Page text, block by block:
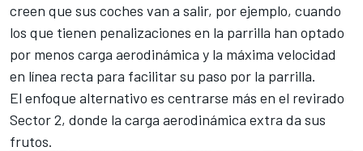
creen que sus coches van a salir, por ejemplo, cuando
los que tienen penalizaciones en la parrilla han optado
por menos carga aerodinámica y la máxima velocidad
en línea recta para facilitar su paso por la parrilla.
El enfoque alternativo es centrarse más en el revirado
Sector 2, donde la carga aerodinámica extra da sus
frutos.